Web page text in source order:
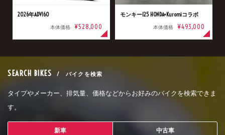
2026年ADV160
本体価格 ¥528,000
モンキー125 HONDA×Kuromiコラボ
本体価格 ¥493,000
SEARCH BIKES / バイクを検索
タイプやメーカー、排気量、価格などからお好みのバイクを検索できま
す。
新車 中古車